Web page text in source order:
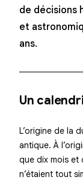
de décisions
et
ans.
Un
L’origine de la
antique. À
que dix mois et
n’étaient tout